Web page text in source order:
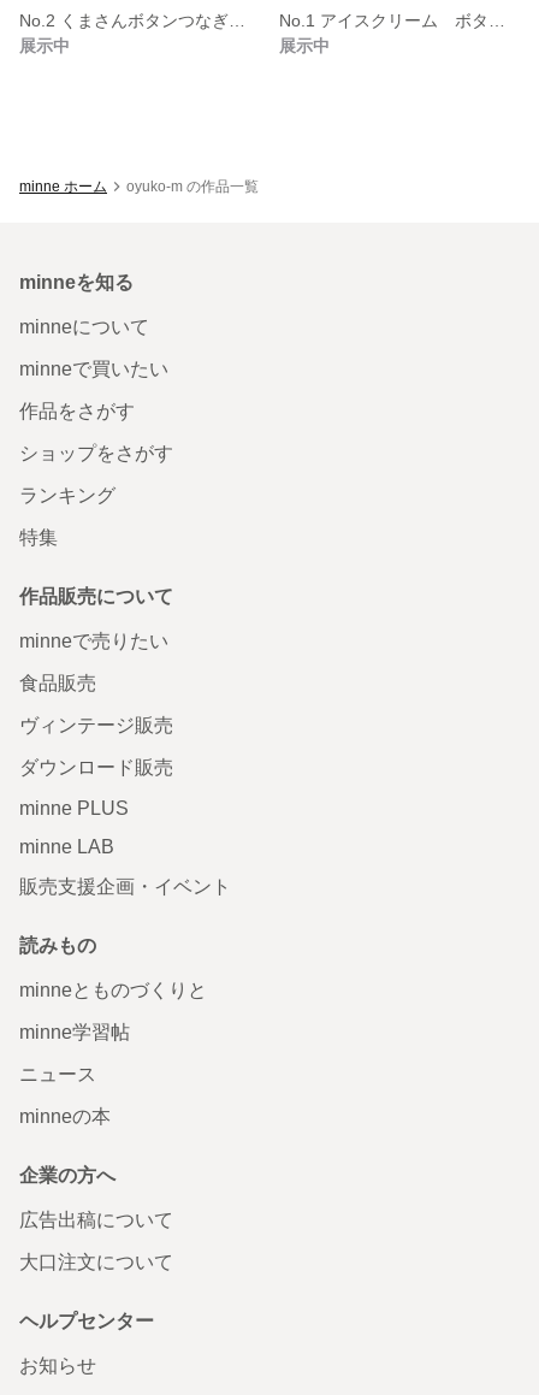
展示中
展示中
minne ホーム oyuko-m の作品一覧
minneを知る
minneについて
minneで買いたい
作品をさがす
ショップをさがす
ランキング
特集
作品販売について
minneで売りたい
食品販売
ヴィンテージ販売
ダウンロード販売
minne PLUS
minne LAB
販売支援企画・イベント
読みもの
minneとものづくりと
minne学習帖
ニュース
minneの本
企業の方へ
広告出稿について
大口注文について
ヘルプセンター
お知らせ